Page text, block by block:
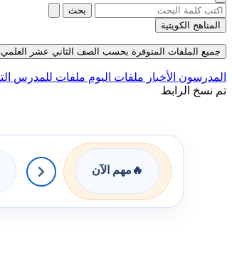
بحث
المناهج الكويتية
جميع الملفات المتوفرة بحسب الصف الثاني عشر العلمي في
المدرسون الأخبار ملفات اليوم ملفات للمدرس
تم نسخ الرابط
🔥 مهم الآن